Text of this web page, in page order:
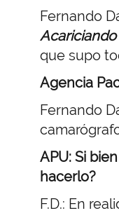
Fernando
que supo
Agencia
Fernando
APU: Si
hacerlo?
F.D.: En